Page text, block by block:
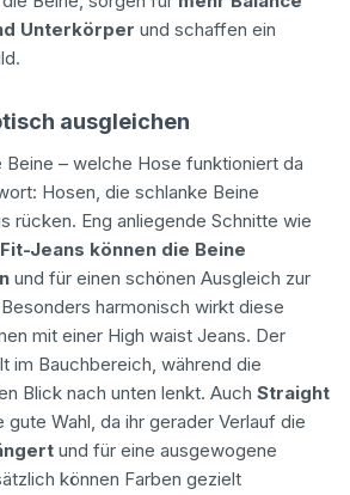
Unterkörper und schaffen ein
ausgleichen
Beine – welche Hose funktioniert da
Hosen, die schlanke Beine
rücken. Eng anliegende Schnitte wie
Jeans können die Beine
und für einen schönen Ausgleich zur
harmonisch wirkt diese
mit einer High waist Jeans. Der
im Bauchbereich, während die
Blick nach unten lenkt. Auch Straight
gute Wahl, da ihr gerader Verlauf die
und für eine ausgewogene
können Farben gezielt